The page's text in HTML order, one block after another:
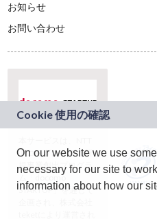
お知らせ
お問い合わせ
ドコモグループの新
規事業創出プログラ
ム「docomo
STARTUP」を通じて
On our website we use
necessary for our site to
information about how our